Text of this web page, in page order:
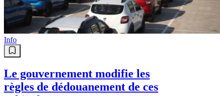
L’Algérie instaure un dispositif de
récompense pour les informations
liées aux affaires de stupéfiants et
psychotropes